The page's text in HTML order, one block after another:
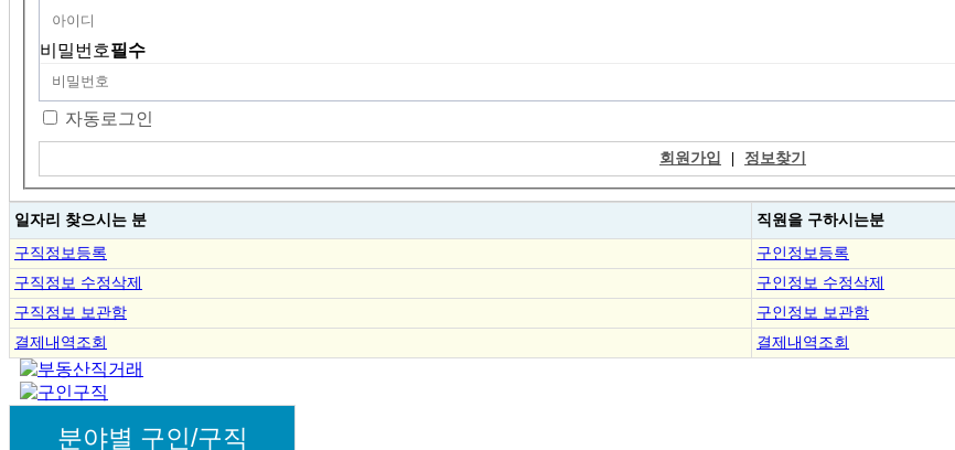
비밀번호필수
자동로그인
회원가입 | 정보찾기
일자리 찾으시는 분 직원을 구하시는분
구직정보등록
구인정보등록
구직정보 수정삭제
구인정보 수정삭제
구직정보 보관함
구인정보 보관함
결제내역조회
결제내역조회
분야별 구인/구직